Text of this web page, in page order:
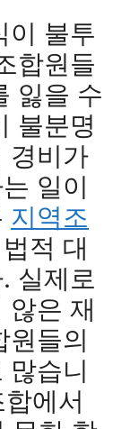
이 불투
합원들
잃을 수
불분명
경비가
일이
지역조
적 대
실제로
않은 재
원들의
많습니
에서